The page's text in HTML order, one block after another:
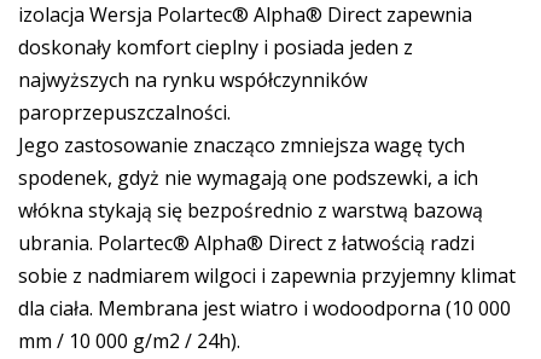
izolacja Wersja Polartec® Alpha® Direct zapewnia
doskonały komfort cieplny i posiada jeden z
najwyższych na rynku współczynników
paroprzepuszczalności.
Jego zastosowanie znacząco zmniejsza wagę tych
spodenek, gdyż nie wymagają one podszewki, a ich
włókna stykają się bezpośrednio z warstwą bazową
ubrania. Polartec® Alpha® Direct z łatwością radzi
sobie z nadmiarem wilgoci i zapewnia przyjemny klimat
dla ciała. Membrana jest wiatro i wodoodporna (10 000
mm / 10 000 g/m2 / 24h).